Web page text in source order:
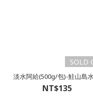
SOLD
淡水阿給(500g/包)-鮭山島
NT$135